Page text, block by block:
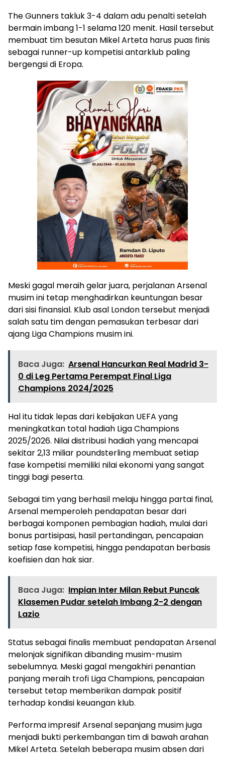
The Gunners takluk 3-4 dalam adu penalti setelah
bermain imbang 1-1 selama 120 menit. Hasil tersebut
membuat tim besutan Mikel Arteta harus puas finis
sebagai runner-up kompetisi antarklub paling
bergengsi di Eropa.
Meski gagal meraih gelar juara, perjalanan Arsenal
musim ini tetap menghadirkan keuntungan besar
dari sisi finansial. Klub asal London tersebut menjadi
salah satu tim dengan pemasukan terbesar dari
ajang Liga Champions musim ini.
Baca Juga: Arsenal Hancurkan Real Madrid 3-
0 di Leg Pertama Perempat Final Liga
Champions 2024/2025
Hal itu tidak lepas dari kebijakan UEFA yang
meningkatkan total hadiah Liga Champions
2025/2026. Nilai distribusi hadiah yang mencapai
sekitar 2,13 miliar poundsterling membuat setiap
fase kompetisi memiliki nilai ekonomi yang sangat
tinggi bagi peserta.
Sebagai tim yang berhasil melaju hingga partai final,
Arsenal memperoleh pendapatan besar dari
berbagai komponen pembagian hadiah, mulai dari
bonus partisipasi, hasil pertandingan, pencapaian
setiap fase kompetisi, hingga pendapatan berbasis
koefisien dan hak siar.
Baca Juga: Impian Inter Milan Rebut Puncak
Klasemen Pudar setelah Imbang 2-2 dengan
Lazio
Status sebagai finalis membuat pendapatan Arsenal
melonjak signifikan dibanding musim-musim
sebelumnya. Meski gagal mengakhiri penantian
panjang meraih trofi Liga Champions, pencapaian
tersebut tetap memberikan dampak positif
terhadap kondisi keuangan klub.
Performa impresif Arsenal sepanjang musim juga
menjadi bukti perkembangan tim di bawah arahan
Mikel Arteta. Setelah beberapa musim absen dari